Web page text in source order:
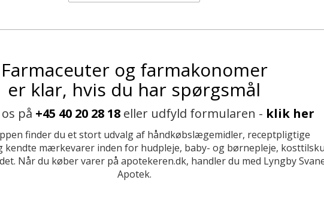
Farmaceuter og farmakonomer
er klar, hvis du har spørgsmål
på +45 40 20 28 18 eller udfyld formularen - klik her
finder du et stort udvalg af håndkøbslægemidler, receptpligtige
kendte mærkevarer inden for hudpleje, baby- og børnepleje,
Når du køber varer på apotekeren.dk, handler du med Lyngby
Apotek.